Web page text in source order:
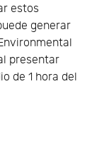
estos
generar
presentar
de 1 hora del